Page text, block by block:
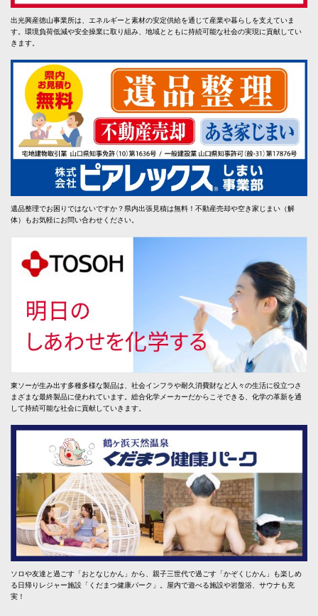
出光興産徳山事業所は、エネルギーと素材の安定供給を通じて産業や暮らしを支えていま
す。環境負荷低減や安全操業に取り組み、地域とともに持続可能な社会の実現に貢献してい
きます。
遺品整理でお困りではないですか？県内出張見積は無料！不動産売却や空き家じまい（解
体）もお気軽にお問い合わせください。
東ソーが生み出す多種多様な製品は、社会インフラや耐久消費財など人々の生活に役立つさ
まざまな最終製品に使われています。総合化学メーカーだからこそできる、化学の革新を通
して持続可能な社会に貢献していきます。
ソロや友達と過ごす「おとなじかん」から、親子三世代で過ごす「かぞくじかん」も楽しめ
る日帰りレジャー施設「くだまつ健康パーク」。屋内で遊べる施設や岩盤浴、サウナも充
実！